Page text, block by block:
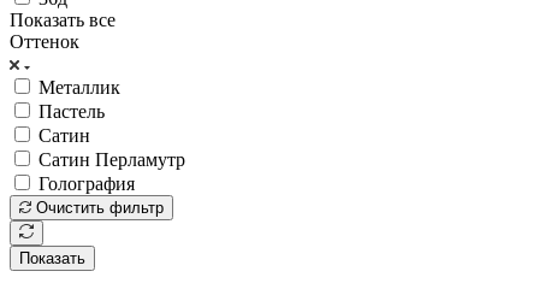
Показать все
Оттенок
Металлик
Пастель
Сатин
Сатин Перламутр
Голография
Очистить фильтр
Показать